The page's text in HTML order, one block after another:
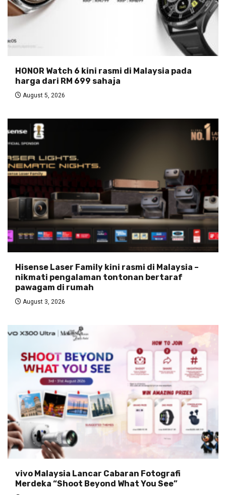
HONOR Watch 6 kini rasmi di Malaysia pada
harga dari RM 699 sahaja
August 5, 2026
Hisense Laser Family kini rasmi di Malaysia –
nikmati pengalaman tontonan bertaraf
pawagam di rumah
August 3, 2026
vivo Malaysia Lancar Cabaran Fotografi
Merdeka “Shoot Beyond What You See”